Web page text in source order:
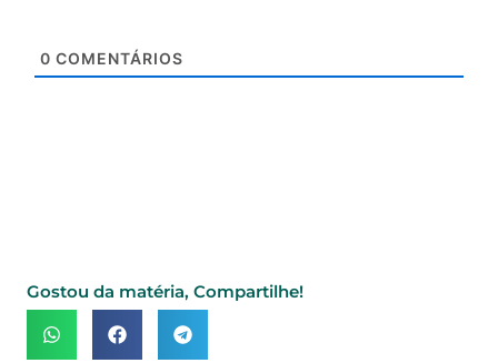
0 COMENTÁRIOS
Gostou da matéria, Compartilhe!